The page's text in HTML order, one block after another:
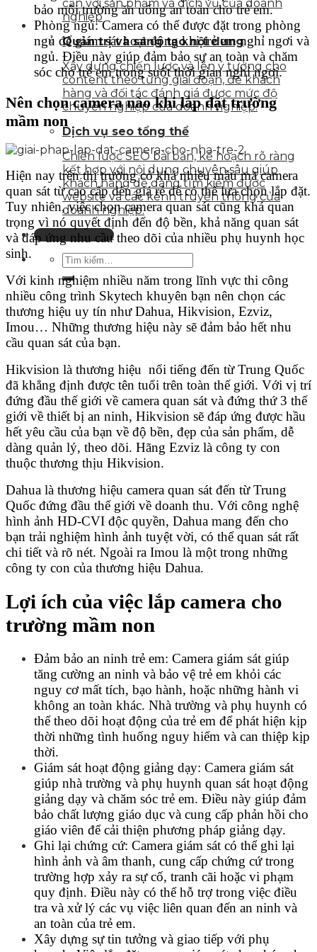
cận với sản phẩm và dịch vụ của doanh
nghiệp
Quản trị và sáng tạo nội dung
Xây dựng chiến lược và lên ý tưởng cho
content theo từng giai đoạn, để khách
hàng và đối tác đánh giá được mức độ
chuyên nghiệp của doanh nghiệp.
Dịch vụ seo tổng thể
Chiến lược SEO bài bản, kế hoạch rõ ràng
kết hợp với nội dung chuyên sâu giúp
khách hàng dễ dàng tìm kiếm được
website và các kênh truyền thông của
doanh nghiệp.
Liên hệ tư vấn
bảo môi trường ăn uống an toàn cho trẻ em.
Phòng ngủ: Camera có thể được đặt trong phòng
ngủ để giám sát hoạt động khi trẻ em nghỉ ngơi và
ngủ. Điều này giúp đảm bảo sự an toàn và chăm
sóc cho trẻ em trong suốt thời gian nghỉ ngơi.
Nên chọn camera nào khi lắp đặt trường
mầm non
Hiện nay trên thị trường có khá nhiều mẫu mã camera
quan sát từ cao cấp đến giá rẻ để có thể lựa chọn lắp đặt.
Tuy nhiên, việc chọn camera quan sát cũng khá quan
trọng vì nó quyết định đến độ bền, khả năng quan sát
và đáp ứng nhu cầu theo dõi của nhiều phụ huynh học
sinh.
Với kinh nghiệm nhiều năm trong lĩnh vực thi công
nhiều công trình Skytech khuyên bạn nên chọn các
thương hiệu uy tín như Dahua, Hikvision, Ezviz,
Imou… Những thương hiệu này sẽ đảm bảo hết nhu
cầu quan sát của bạn.
Hikvision là thương hiệu nổi tiếng đến từ Trung Quốc
đã khẳng định được tên tuổi trên toàn thế giới. Với vị trí
đứng đầu thế giới về camera quan sát và đứng thứ 3 thế
giới về thiết bị an ninh, Hikvision sẽ đáp ứng được hầu
hết yêu cầu của bạn về độ bền, đẹp của sản phẩm, dễ
dàng quản lý, theo dõi. Hãng Ezviz là công ty con
thuộc thương thịu Hikvision.
Dahua là thương hiệu camera quan sát đến từ Trung
Quốc đứng đầu thế giới về doanh thu. Với công nghệ
hình ảnh HD-CVI độc quyền, Dahua mang đến cho
bạn trải nghiệm hình ảnh tuyệt vời, có thể quan sát rất
chi tiết và rõ nét. Ngoài ra Imou là một trong những
công ty con của thương hiệu Dahua.
Lợi ích của việc lắp camera cho
trường mầm non
Đảm bảo an ninh trẻ em: Camera giám sát giúp
tăng cường an ninh và bảo vệ trẻ em khỏi các
nguy cơ mất tích, bạo hành, hoặc những hành vi
không an toàn khác. Nhà trường và phụ huynh có
thể theo dõi hoạt động của trẻ em để phát hiện kịp
thời những tình huống nguy hiểm và can thiệp kịp
thời.
Giám sát hoạt động giảng dạy: Camera giám sát
giúp nhà trường và phụ huynh quan sát hoạt động
giảng dạy và chăm sóc trẻ em. Điều này giúp đảm
bảo chất lượng giáo dục và cung cấp phản hồi cho
giáo viên để cải thiện phương pháp giảng dạy.
Ghi lại chứng cứ: Camera giám sát có thể ghi lại
hình ảnh và âm thanh, cung cấp chứng cứ trong
trường hợp xảy ra sự cố, tranh cãi hoặc vi phạm
quy định. Điều này có thể hỗ trợ trong việc điều
tra và xử lý các vụ việc liên quan đến an ninh và
an toàn của trẻ em.
Xây dựng sự tin tưởng và giao tiếp với phụ